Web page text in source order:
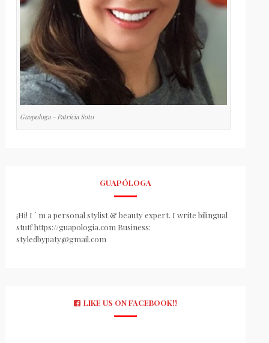
Guapologa - Patricia Soto
GUAPÓLOGA
¡Hi! I ´ m a personal stylist & beauty expert. I write bilingual
stuff https://guapologia.com Business:
styledbypaty@gmail.com
LIKE US ON FACEBOOK!!